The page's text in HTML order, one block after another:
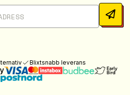
Blixtsnabb leverans